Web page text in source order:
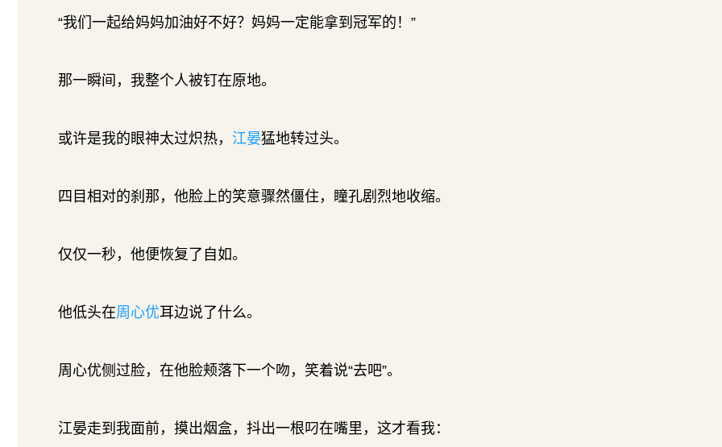
“我们一起给妈妈加油好不好？妈妈一定能拿到冠军的！”
那一瞬间，我整个人被钉在原地。
或许是我的眼神太过炽热， 江晏猛地转过头。
四目相对的刹那，他脸上的笑意骤然僵住，瞳孔剧烈地收缩。
仅仅一秒，他便恢复了自如。
他低头在周心优耳边说了什么。
周心优侧过脸，在他脸颊落下一个吻，笑着说“去吧”。
江晏走到我面前，摸出烟盒，抖出一根叼在嘴里，这才看我：